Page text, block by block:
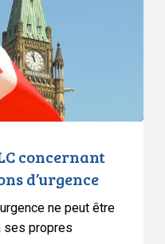
concernant
d’urgence
ne peut être
ses propres